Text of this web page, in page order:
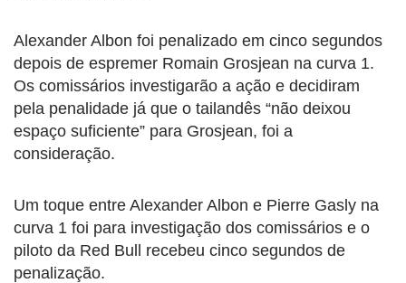
Alexander Albon foi penalizado em cinco segundos
depois de espremer Romain Grosjean na curva 1.
Os comissários investigarão a ação e decidiram
pela penalidade já que o tailandês “não deixou
espaço suficiente” para Grosjean, foi a
consideração.
Um toque entre Alexander Albon e Pierre Gasly na
curva 1 foi para investigação dos comissários e o
piloto da Red Bull recebeu cinco segundos de
penalização.